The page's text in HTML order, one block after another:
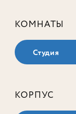
КОМНАТЫ
Студия
КОРПУС